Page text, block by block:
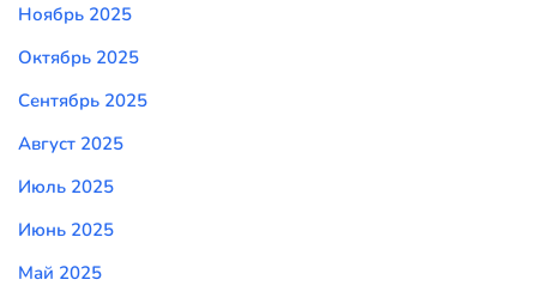
Ноябрь 2025
Октябрь 2025
Сентябрь 2025
Август 2025
Июль 2025
Июнь 2025
Май 2025